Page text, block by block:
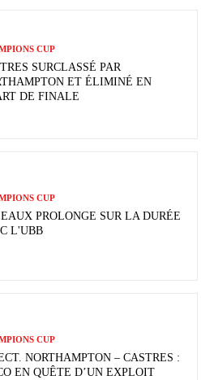
CUP
SURCLASSÉ PAR
ET ÉLIMINÉ EN
DE FINALE
CUP
PROLONGE SUR LA DURÉE
L'UBB
CUP
NORTHAMPTON – CASTRES :
EN QUÊTE D’UN EXPLOIT